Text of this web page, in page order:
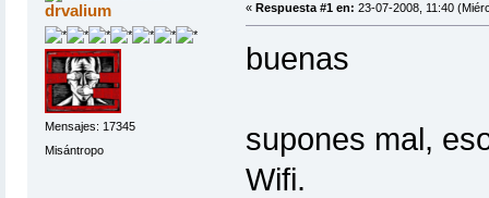
drvalium
Mensajes: 17345
Misántropo
« Respuesta #1 en: 23-07-2008, 11:40
buenas
supones mal,
Wifi.